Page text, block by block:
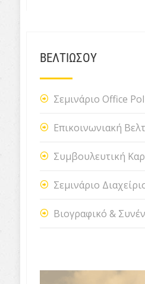
ΒΕΛΤΙΩΣΟΥ
Σεμινάριο Office
Επικοινωνιακή
Συμβουλευτική
Σεμινάριο
Βιογραφικό &